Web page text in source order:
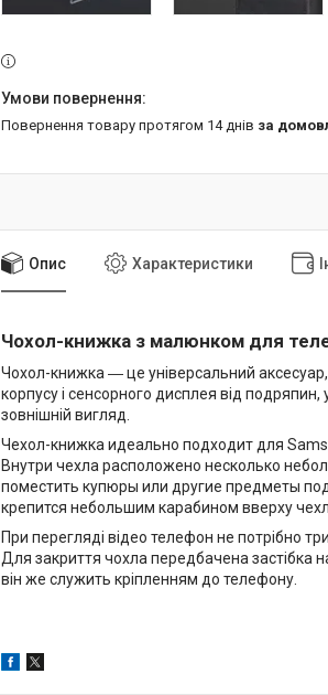
повернення товару протягом 14 днів за
Опис Характеристики
Чохол-книжка з малюнком для
Чохол-книжка ― це універсальний
корпусу і сенсорного дисплея від подряпин,
зовнішній вигляд.
Чехол-книжка идеально подходит для
Внутри чехла расположено несколько
поместить купюры или другие предметы
крепится небольшим карабином вверху
При перегляді відео телефон не потрібно
Для закриття чохла передбачена застібка
він же служить кріпленням до телефону.